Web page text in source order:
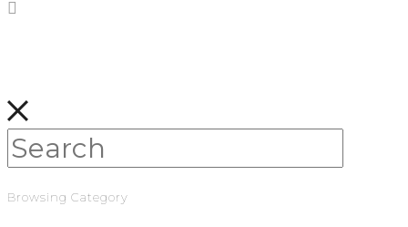
Browsing Category